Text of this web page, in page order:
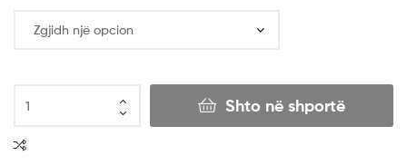
Shto në shportë